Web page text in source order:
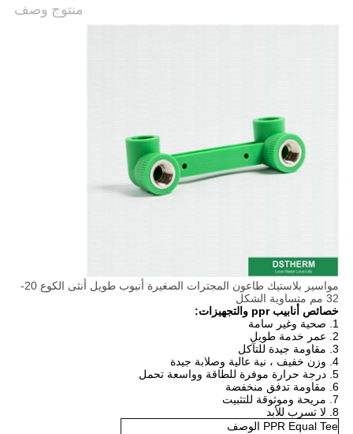
منتوج وصف
مواسير بلاستيك طاعون المجترات الصغيرة أنبوب طويل أنثى الكوع 20-
32 مم متساوية الشكل
خصائص أنابيب ppr والتجهيزات:
1. صحية وغير سامة
2. عمر خدمة طويل
3. مقاومة جيدة للتآكل
4. وزن خفيف ، نية عالية وصلابة جيدة
5. درجة حرارة موفرة للطاقة وواسعة تحمل
6. مقاومة تدفق منخفضة
7. مريحة وموثوقة للتثبيت
8. لا تسرب للأبد
PPR Equal Tee الوصف